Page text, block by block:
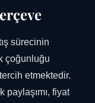
sürecinin
çoğunluğu
etmektedir.
paylaşımı, fiyat